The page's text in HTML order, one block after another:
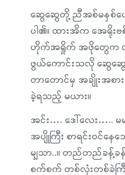
ဆွေဆွေတို့ ညီအစ်မနှစ်ယ
ပါ၏။ ထားအိက အေရိုး
ဟိုက်အရှိုက် အဖိုတွေက တ
ဖွယ်ကောင်းသလို ဆွေဆွ
တာတောင်မှ အချိုးအစာ
ခဲ့ရသည့် မယား။
အင်း…. ဒေါ်လေး…..
အပျိုကြီး စာရင်းဝင်န
မျှသာ..။ တည်တည်ခန့်ခ
စက်စက် တစ်လုံးတစ်ခဲက